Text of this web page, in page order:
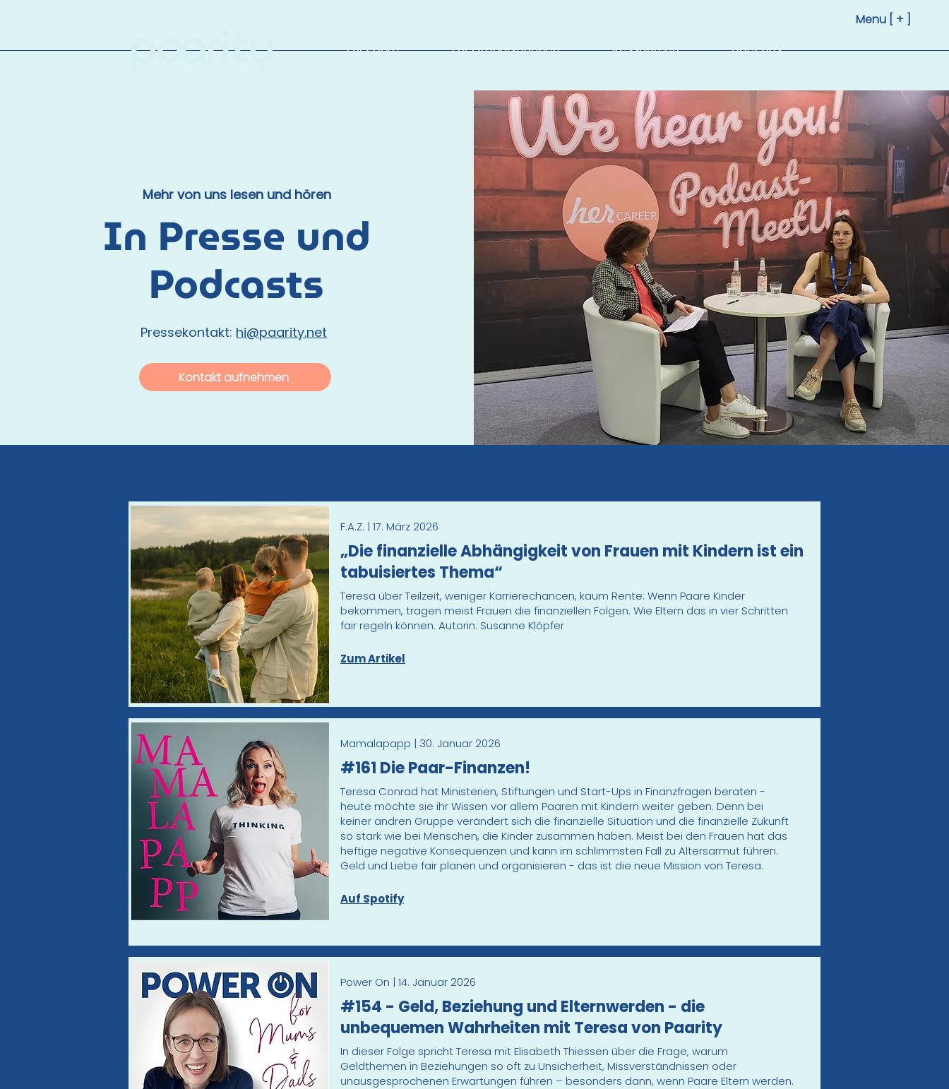
Menu [ + ]
Für Paare Für Organisationen Ressourcen Über uns
Mehr von uns lesen und hören
In Presse und
Podcasts
Pressekontakt: hi@paarity.net
Kontakt aufnehmen
F.A.Z. | 17. März 2026
„Die finanzielle Abhängigkeit von Frauen mit Kindern ist ein
tabuisiertes Thema“
Teresa über Teilzeit, weniger Karrierechancen, kaum Rente: Wenn Paare Kinder
bekommen, tragen meist Frauen die finanziellen Folgen. Wie Eltern das in vier Schritten
fair regeln können. Autorin: Susanne Klöpfer
Zum Artikel
Mamalapapp | 30. Januar 2026
#161 Die Paar-Finanzen!
Teresa Conrad hat Ministerien, Stiftungen und Start-Ups in Finanzfragen beraten -
heute möchte sie ihr Wissen vor allem Paaren mit Kindern weiter geben. Denn bei
keiner andren Gruppe verändert sich die finanzielle Situation und die finanzielle Zukunft
so stark wie bei Menschen, die Kinder zusammen haben. Meist bei den Frauen hat das
heftige negative Konsequenzen und kann im schlimmsten Fall zu Altersarmut führen.
Geld und Liebe fair planen und organisieren - das ist die neue Mission von Teresa.
Auf Spotify
Power On | 14. Januar 2026
#154 - Geld, Beziehung und Elternwerden - die
unbequemen Wahrheiten mit Teresa von Paarity
In dieser Folge spricht Teresa mit Elisabeth Thiessen über die Frage, warum
Geldthemen in Beziehungen so oft zu Unsicherheit, Missverständnissen oder
unausgesprochenen Erwartungen führen – besonders dann, wenn Paare Eltern werden.